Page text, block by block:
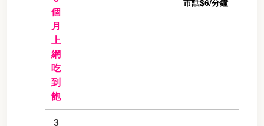
個
月
上
網
吃
到
飽
3